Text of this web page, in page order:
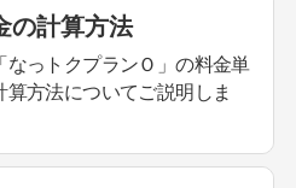
の計算方法
なっトクプランＯ」の料金単
算方法についてご説明しま